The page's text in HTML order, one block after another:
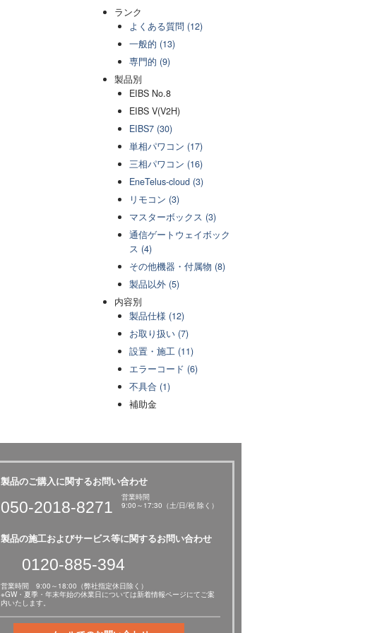
ランク
よくある質問 (12)
一般的 (13)
専門的 (9)
製品別
EIBS No.8
EIBS V(V2H)
EIBS7 (30)
単相パワコン (17)
三相パワコン (16)
EneTelus-cloud (3)
リモコン (3)
マスターボックス (3)
通信ゲートウェイボック
ス (4)
その他機器・付属物 (8)
製品以外 (5)
内容別
製品仕様 (12)
お取り扱い (7)
設置・施工 (11)
エラーコード (6)
不具合 (1)
補助金
製品のご購入に関するお問い合わせ
050-2018-8271
営業時間
9:00～17:30（土/日/祝 除く）
製品の施工およびサービス等に関するお問い合わせ
0120-885-394
営業時間 9:00～18:00（弊社指定休日除く）
※GW・夏季・年末年始の休業日については新着情報ページにてご案
内いたします。